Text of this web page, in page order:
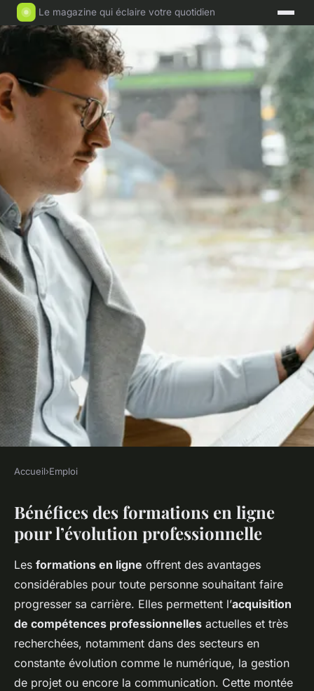
Le magazine qui éclaire votre quotidien
Accélérez Votre Carrière avec
des Formations en Ligne
Innovantes
Léonie 30 avril 2025 5 min de lecture
Accueil›Emploi
Bénéfices des formations en ligne
pour l’évolution professionnelle
Les formations en ligne offrent des avantages
considérables pour toute personne souhaitant faire
progresser sa carrière. Elles permettent l’acquisition
de compétences professionnelles actuelles et très
recherchées, notamment dans des secteurs en
constante évolution comme le numérique, la gestion
de projet ou encore la communication. Cette montée